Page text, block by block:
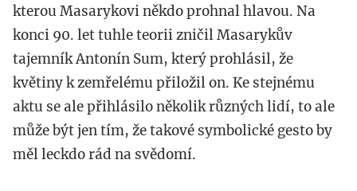
kterou Masarykovi někdo prohnal hlavou. Na
konci 90. let tuhle teorii zničil Masarykův
tajemník Antonín Sum, který prohlásil, že
květiny k zemřelému přiložil on. Ke stejnému
aktu se ale přihlásilo několik různých lidí, to ale
může být jen tím, že takové symbolické gesto by
měl leckdo rád na svědomí.